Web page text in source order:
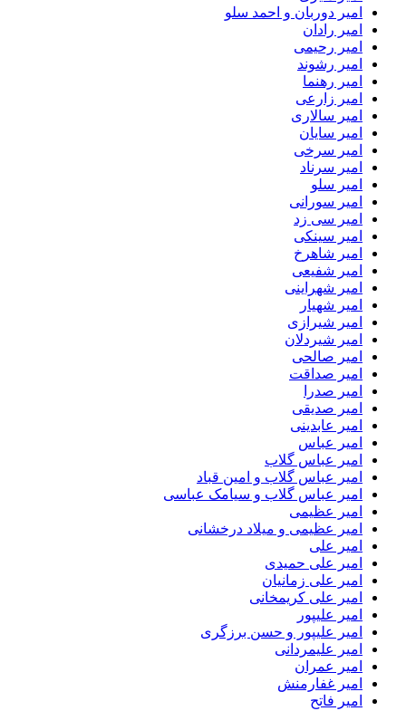
امیر دوربان و احمد سلو
امیر رادان
امیر رحیمی
امیر رشوند
امیر رهنما
امیر زارعی
امیر سالاری
امیر سایان
امیر سرخی
امیر سرناد
امیر سلو
امیر سورانی
امیر سی زد
امیر سینکی
امیر شاهرخ
امیر شفیعی
امیر شهراینی
امیر شهیار
امیر شیرازی
امیر شیردلان
امیر صالحی
امیر صداقت
امیر صدرا
امیر صدیقی
امیر عابدینی
امیر عباس
امیر عباس گلاب
امیر عباس گلاب و امین قباد
امیر عباس گلاب و سیامک عباسی
امیر عظیمی
امیر عظیمی و میلاد درخشانی
امیر علی
امیر علی حمیدی
امیر علی زمانیان
امیر علی کریمخانی
امیر علیپور
امیر علیپور و حسن برزگری
امیر علیمردانی
امیر عمران
امیر غفارمنش
امیر فاتح